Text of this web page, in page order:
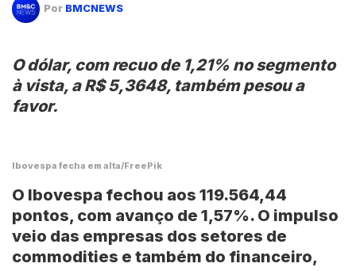
Por BMCNEWS
O dólar, com recuo de 1,21% no segmento
à vista, a R$ 5,3648, também pesou a
favor.
Ibovespa fecha em alta/FreePik
O Ibovespa fechou aos 119.564,44
pontos, com avanço de 1,57%. O impulso
veio das empresas dos setores de
commodities e também do financeiro,